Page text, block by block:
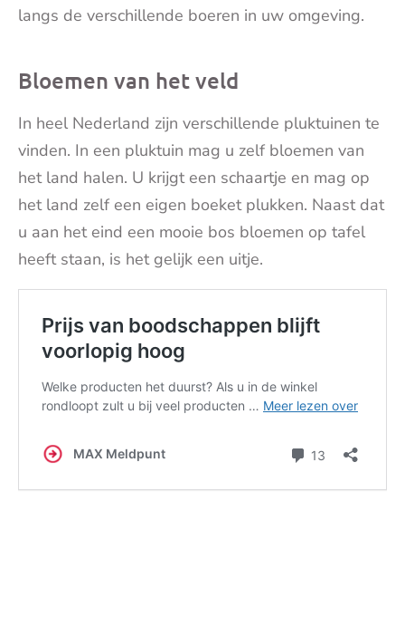
langs de verschillende boeren in uw omgeving.
Bloemen van het veld
In heel Nederland zijn verschillende pluktuinen te
vinden. In een pluktuin mag u zelf bloemen van
het land halen. U krijgt een schaartje en mag op
het land zelf een eigen boeket plukken. Naast dat
u aan het eind een mooie bos bloemen op tafel
heeft staan, is het gelijk een uitje.